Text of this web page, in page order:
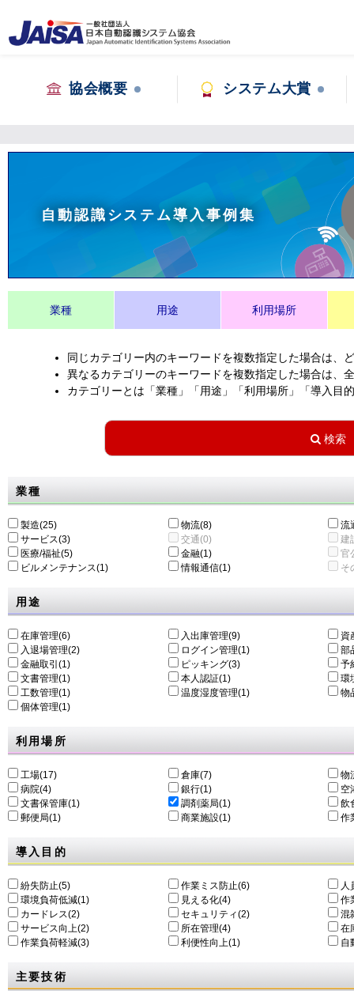
協会概要 システム大賞
自動認識システム導入事例集
業種 用途 利用場所
同じカテゴリー内のキーワードを複数指定した場合は、
異なるカテゴリーのキーワードを複数指定した場合は、
カテゴリーとは「業種」「用途」「利用場所」「導入目
業種
製造(25) 物流(8)
流
サービス(3)
交通(0)
建
医療/福祉(5)
金融(1)
官
ビルメンテナンス(1)
情報通信(1) そ
用途
在庫管理(6) 入出庫管理(9)
資
入退場管理(2)
ログイン管理(1)
部
金融取引(1)
ピッキング(3)
予
文書管理(1)
本人認証(1)
環
工数管理(1)
温度湿度管理(1)
物
個体管理(1)
利用場所
工場(17) 倉庫(7)
物
病院(4)
銀行(1)
空
文書保管庫(1)
調剤薬局(1)
飲
郵便局(1)
商業施設(1) 作
導入目的
紛失防止(5) 作業ミス防止(6)
人
環境負荷低減(1)
⾒える化(4)
作
カードレス(2)
セキュリティ(2)
混
サービス向上(2)
所在管理(4)
在
作業負荷軽減(3)
利便性向上(1) 自
主要技術